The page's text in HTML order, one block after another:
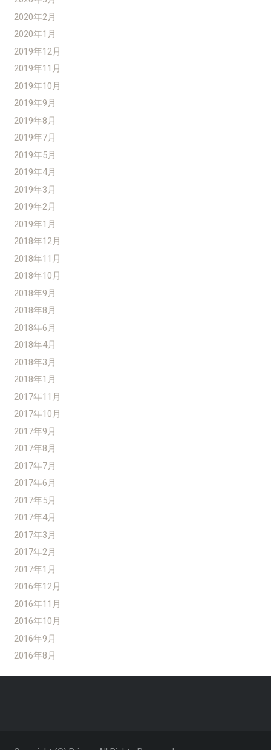
2020年2月
2020年1月
2019年12月
2019年11月
2019年10月
2019年9月
2019年8月
2019年7月
2019年5月
2019年4月
2019年3月
2019年2月
2019年1月
2018年12月
2018年11月
2018年10月
2018年9月
2018年8月
2018年6月
2018年4月
2018年3月
2018年1月
2017年11月
2017年10月
2017年9月
2017年8月
2017年7月
2017年6月
2017年5月
2017年4月
2017年3月
2017年2月
2017年1月
2016年12月
2016年11月
2016年10月
2016年9月
2016年8月